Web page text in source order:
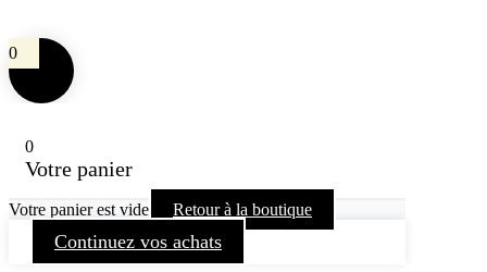
0
0
Votre panier
Votre panier est vide Retour à la boutique
Continuez vos achats